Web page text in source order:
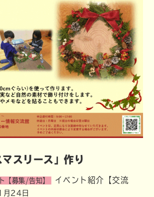
マスリース」作り
【募集/告知】
イベント紹介【交流
24日